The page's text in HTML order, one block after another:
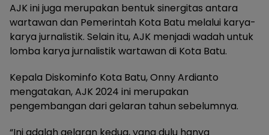
AJK ini juga merupakan bentuk sinergitas antara
wartawan dan Pemerintah Kota Batu melalui karya-
karya jurnalistik. Selain itu, AJK menjadi wadah untuk
lomba karya jurnalistik wartawan di Kota Batu.
Kepala Diskominfo Kota Batu, Onny Ardianto
mengatakan, AJK 2024 ini merupakan
pengembangan dari gelaran tahun sebelumnya.
“Ini adalah gelaran kedua, yang dulu hanya